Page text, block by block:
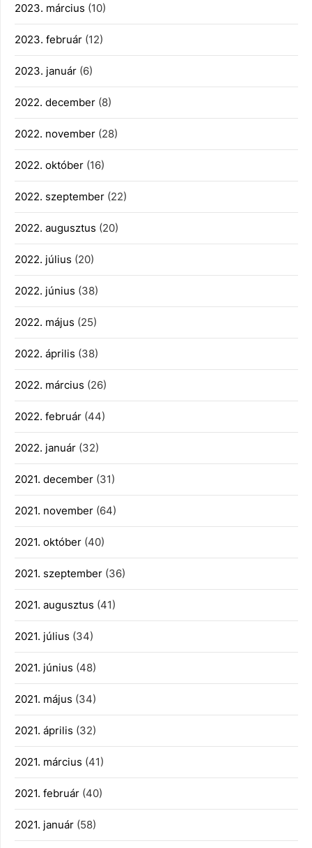
2023. március (10)
2023. február (12)
2023. január (6)
2022. december (8)
2022. november (28)
2022. október (16)
2022. szeptember (22)
2022. augusztus (20)
2022. július (20)
2022. június (38)
2022. május (25)
2022. április (38)
2022. március (26)
2022. február (44)
2022. január (32)
2021. december (31)
2021. november (64)
2021. október (40)
2021. szeptember (36)
2021. augusztus (41)
2021. július (34)
2021. június (48)
2021. május (34)
2021. április (32)
2021. március (41)
2021. február (40)
2021. január (58)